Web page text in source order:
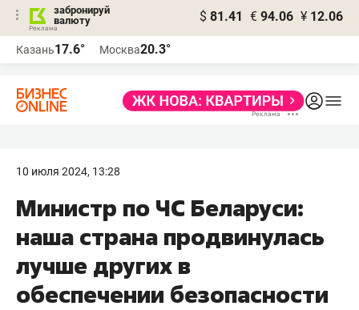
забронируй
валюту
$ 81.41 € 94.06 ¥ 12.06
Казань17.6° Москва20.3°
10 июля 2024, 13:28
Министр по ЧС Беларуси:
наша страна продвинулась
лучше других в
обеспечении безопасности